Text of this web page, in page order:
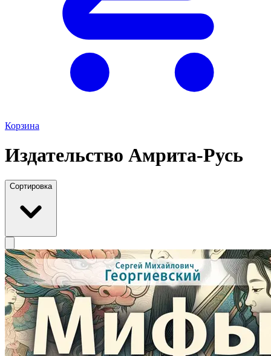
Корзина
Издательство Амрита-Русь
Сортировка